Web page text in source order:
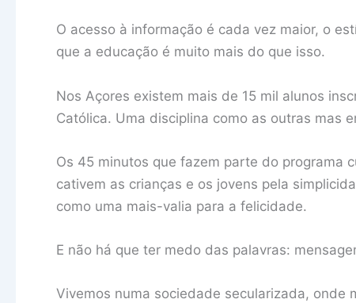
O acesso à informação é cada vez maior, o
que a educação é muito mais do que isso.
Nos Açores existem mais de 15 mil alunos
Católica. Uma disciplina como as outras mas
Os 45 minutos que fazem parte do programa
cativem as crianças e os jovens pela
como uma mais-valia para a felicidade.
E não há que ter medo das palavras:
Vivemos numa sociedade secularizada, onde